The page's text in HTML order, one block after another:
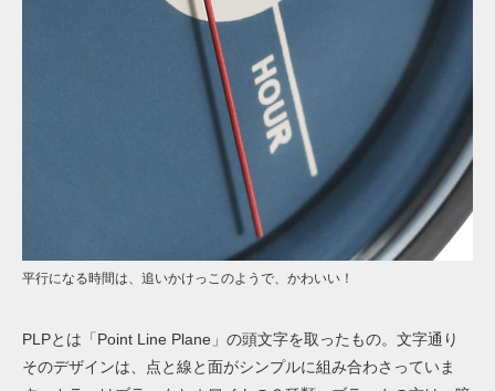
平行になる時間は、追いかけっこのようで、かわいい！
PLPとは「Point Line Plane」の頭文字を取ったもの。文字通り
そのデザインは、点と線と面がシンプルに組み合わさっていま